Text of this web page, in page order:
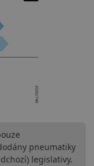
pneumatiky
legislativy.